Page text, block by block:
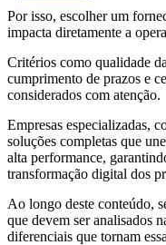
Guarda
de
Mídias
C.O.L.D
WEB
Cases
CENTRALINF
Por isso, escolher um
impacta diretamente a
Critérios como qualidade
cumprimento de prazos e
considerados com atenção.
Empresas especializadas,
soluções completas que
alta performance,
transformação digital dos
Ao longo deste conteúdo,
que devem ser analisados
diferenciais que tornam